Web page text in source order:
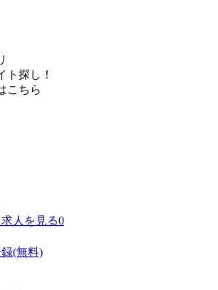
ト探し！
こちら
人を見る0
(無料)